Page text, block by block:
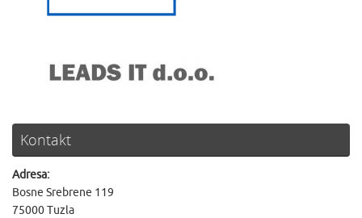
Kontakt
Adresa:
Bosne Srebrene 119
75000 Tuzla